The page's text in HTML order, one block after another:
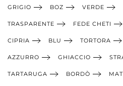
GRIGIO BOZ VERDE
TRASPARENTE FEDE CHETI
CIPRIA BLU TORTORA
AZZURRO GHIACCIO
TARTARUGA BORDÒ